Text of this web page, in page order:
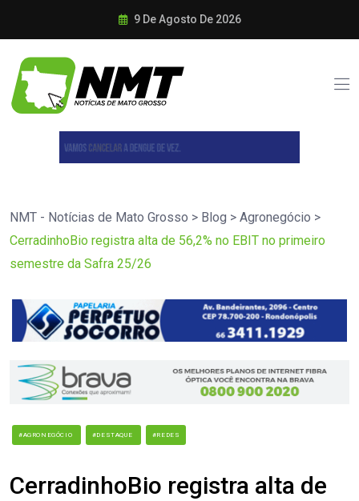
9 De Agosto De 2026
NMT - Notícias de Mato Grosso > Blog > Agronegócio >
CerradinhoBio registra alta de 56,2% no EBIT no primeiro
semestre da Safra 25/26
#AGRONEGÓCIO #DESTAQUE #REDES
CerradinhoBio registra alta de